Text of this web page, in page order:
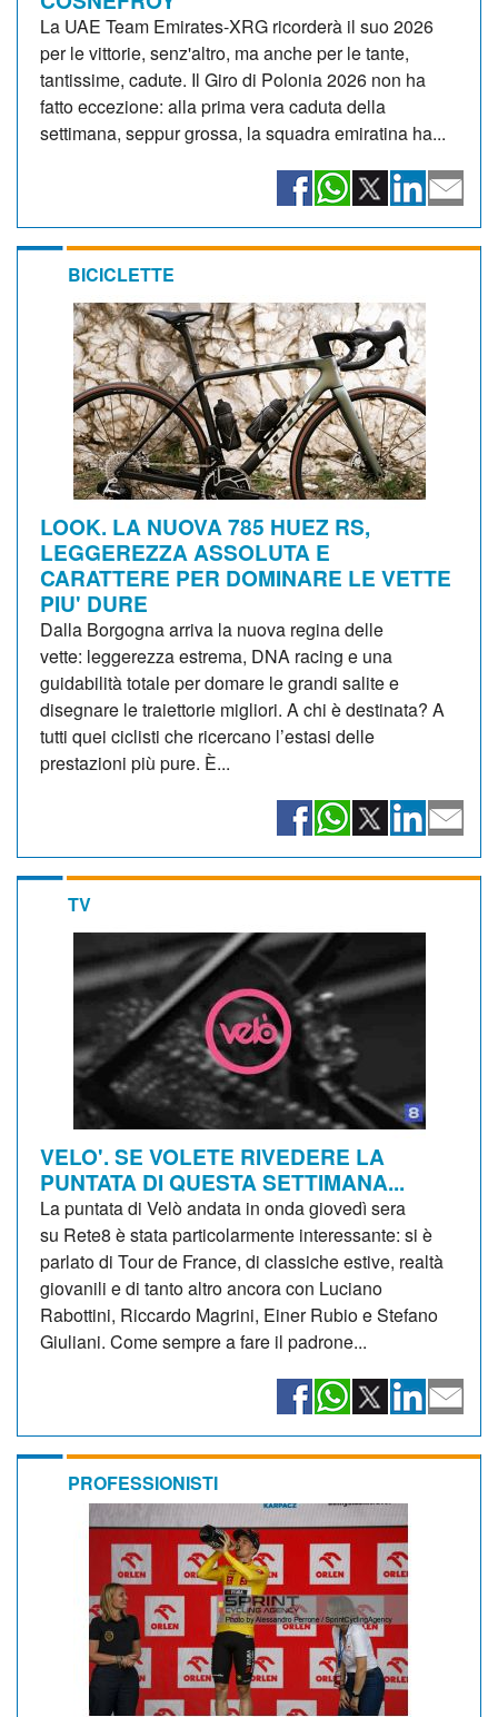
La UAE Team Emirates-XRG ricorderà il suo 2026
per le vittorie, senz'altro, ma anche per le tante,
tantissime, cadute. Il Giro di Polonia 2026 non ha
fatto eccezione: alla prima vera caduta della
settimana, seppur grossa, la squadra emiratina ha...
BICICLETTE
LOOK. LA NUOVA 785 HUEZ RS,
LEGGEREZZA ASSOLUTA E
CARATTERE PER DOMINARE LE VETTE
PIU' DURE
Dalla Borgogna arriva la nuova regina delle
vette: leggerezza estrema, DNA racing e una
guidabilità totale per domare le grandi salite e
disegnare le traiettorie migliori. A chi è destinata? A
tutti quei ciclisti che ricercano l’estasi delle
prestazioni più pure. È...
TV
VELO'. SE VOLETE RIVEDERE LA
PUNTATA DI QUESTA SETTIMANA...
La puntata di Velò andata in onda giovedì sera
su Rete8 è stata particolarmente interessante: si è
parlato di Tour de France, di classiche estive, realtà
giovanili e di tanto altro ancora con Luciano
Rabottini, Riccardo Magrini, Einer Rubio e Stefano
Giuliani. Come sempre a fare il padrone...
PROFESSIONISTI